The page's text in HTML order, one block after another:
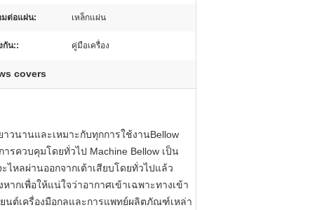
มต่อแผ่น: เหล็กแผ่น
กัน:: คู่มือเครื่อง
covers
วนานและเหมาะกับทุกการใช้งานBellow
ควบคุมโดยทั่วไป Machine Bellow เป็น
หลผ่านออกจากเต้าเสียบโดยทั่วไปแล้ว
ากเพื่อให้แน่ใจว่าอากาศเข้าเฉพาะทางเข้า
นต์เครื่องมือกลและการแพทย์ผลิตภัณฑ์เหล่า